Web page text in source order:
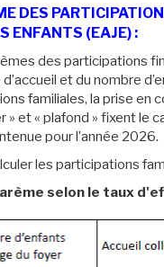
DES
ENFANTS (EAJE) :
des participations
et du nombre
familiales, la prise en
» et « plafond » fixent le
pour l’année 2026.
les participations
selon le taux